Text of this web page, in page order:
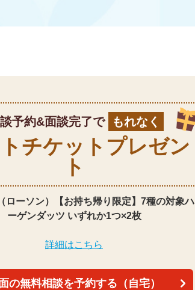
予約&面談完了で もれなく
チケット プレゼン
ト
ローソン）【お持ち帰り限定】 7種の対象ハ
ーゲンダッツ いずれか1つ×2枚
詳細はこちら
の無料相談を予約する（自宅）